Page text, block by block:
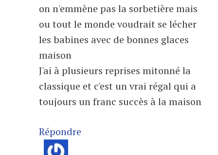
on n'emmène pas la sorbetière mais
ou tout le monde voudrait se lécher
les babines avec de bonnes glaces
maison
J'ai à plusieurs reprises mitonné la
classique et c'est un vrai régal qui a
toujours un franc succès à la maison
Répondre